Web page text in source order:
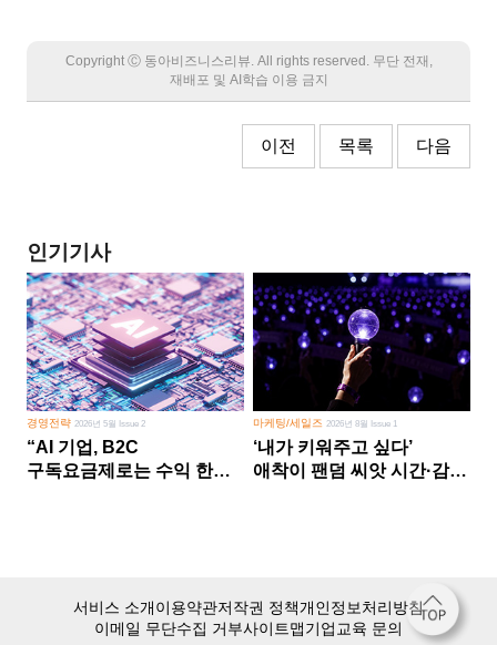
Copyright Ⓒ 동아비즈니스리뷰. All rights reserved. 무단 전재,
재배포 및 AI학습 이용 금지
이전 목록 다음
인기기사
경영전략 2026년 5월 Issue 2
“AI 기업, B2C
구독요금제로는 수익 한계
마케팅/세일즈 2026년 8월 Issue 1
‘내가 키워주고 싶다’
애착이 팬덤 씨앗 시간·감정
서비스 소개이용약관저작권 정책개인정보처리방침
이메일 무단수집 거부사이트맵기업교육 문의